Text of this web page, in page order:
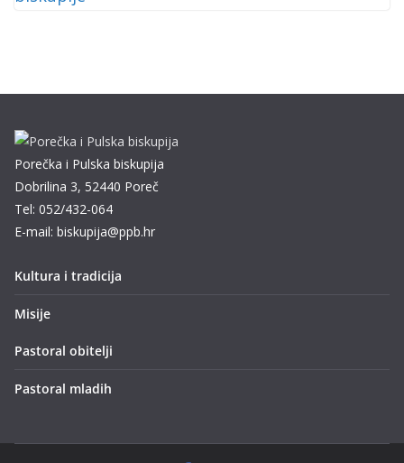
Porečka i Pulska biskupija
Dobrilina 3, 52440 Poreč
Tel: 052/432-064
E-mail: biskupija@ppb.hr
Kultura i tradicija
Misije
Pastoral obitelji
Pastoral mladih